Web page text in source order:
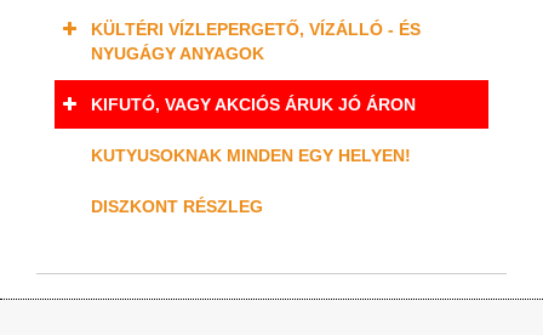
KÜLTÉRI VÍZLEPERGETŐ, VÍZÁLLÓ - ÉS
NYUGÁGY ANYAGOK
KIFUTÓ, VAGY AKCIÓS ÁRUK JÓ ÁRON
KUTYUSOKNAK MINDEN EGY HELYEN!
DISZKONT RÉSZLEG